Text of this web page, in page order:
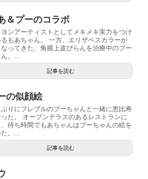
＆プーのコラボ
ヨンアーティストとしてメキメキ実力をつけ
もあちゃん。 一方、エリザベスカラーが
ってきた、角膜上皮びらんを治療中のプー
。...
記事を読む
の似顔絵
ぶりにフレブルのプーちゃんと一緒に恵比寿
った。 オープンテラスのあるレストランに
、待ち時間でもあちゃんはプーちゃんの絵を
。...
記事を読む